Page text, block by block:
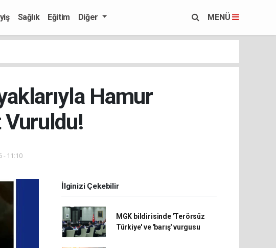
Sağlık Eğitim Diğer MENÜ
Hamur
- 11:10
İlginizi Çekebilir
MGK bildirisinde 'Terörsüz
Türkiye' ve 'barış' vurgusu